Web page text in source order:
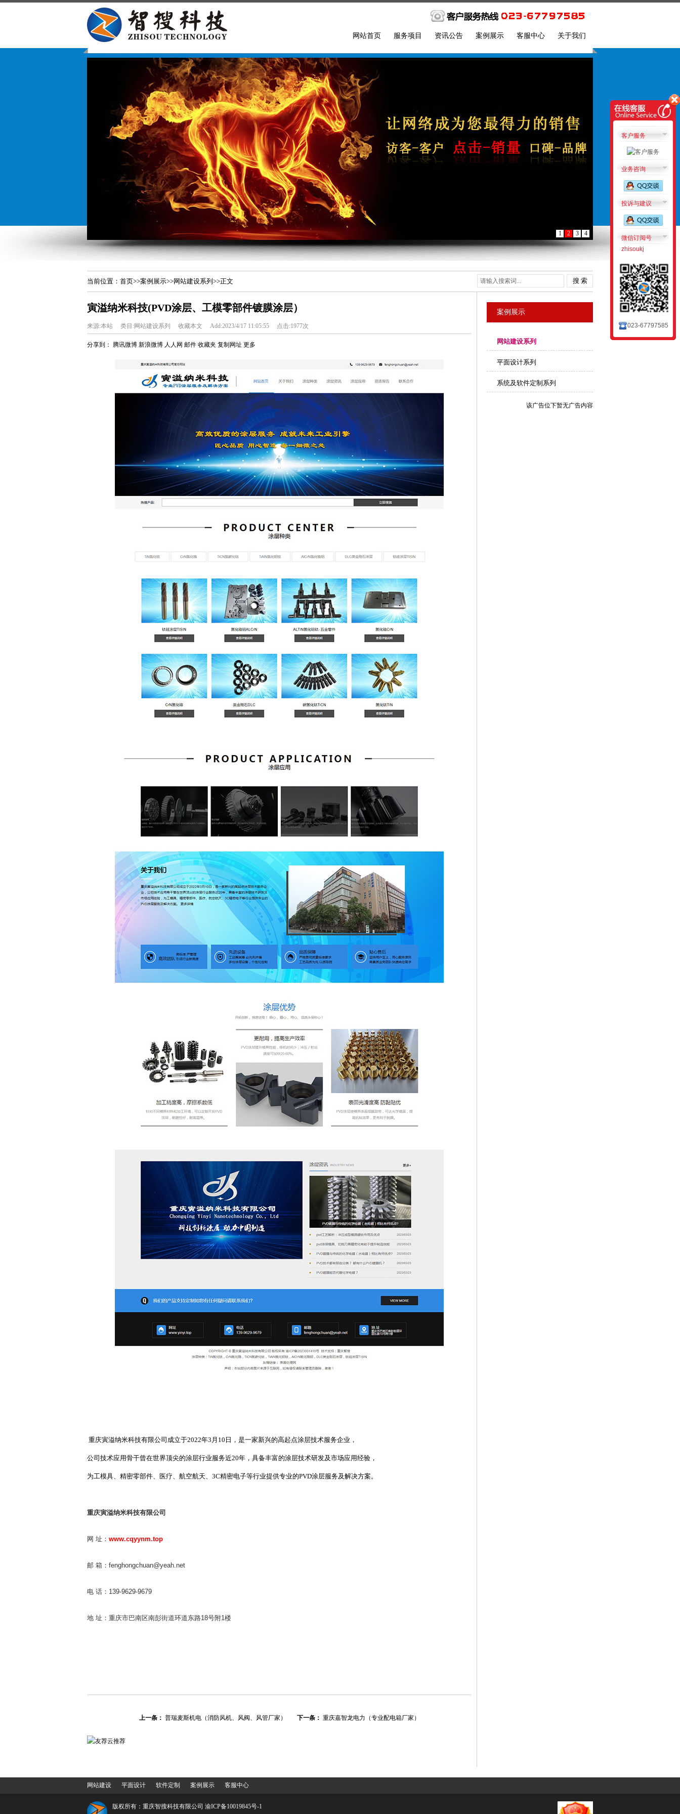
网站首页 服务项目 资讯公告 案例展示 客服中心 关于我们
1 2 3 4
当前位置： 首页>>案例展示>>网站建设系列 >>正文 搜 索
寅溢纳米科技(PVD涂层、工模零部件镀膜涂层）
来源:本站 类目:网站建设系列 收藏本文 Add:2023/4/17 11:05:55 点击:1977次
分享到： 腾讯微博 新浪微博 人人网 邮件 收藏夹 复制网址 更多
重庆寅溢纳米科技有限公司成立于2022年3月10日，是一家新兴的高起点涂层技术服务企业，
公司技术应用骨干曾在世界顶尖的涂层行业服务近20年，具备丰富的涂层技术研发及市场应用经验，
为工模具、精密零部件、医疗、航空航天、3C精密电子等行业提供专业的PVD涂层服务及解决方案。
重庆寅溢纳米科技有限公司
网 址： www.cqyynm.top
邮 箱：fenghongchuan@yeah.net
电 话：139-9629-9679
地 址：重庆市巴南区南彭街道环道东路18号附1楼
上一条： 普瑞麦斯机电（消防风机、风阀、风管厂家） 下一条： 重庆嘉智龙电力（专业配电箱厂家）
案例展示
网站建设系列
平面设计系列
系统及软件定制系列
该广告位下暂无广告内容
网站建设 平面设计 软件定制 案例展示 客服中心
版权所有：重庆智搜科技有限公司 渝ICP备10019845号-1
客户服务
业务咨询
投诉与建议
微信订阅号
zhisoukj
023-67797585